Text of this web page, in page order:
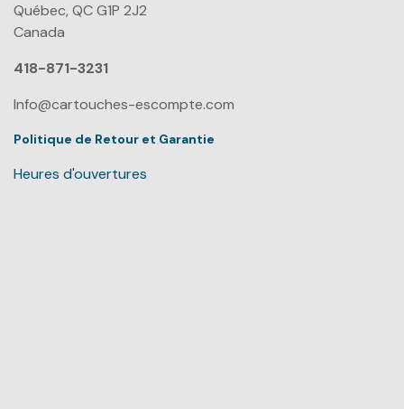
Québec, QC G1P 2J2
Canada
418-871-3231
Info@cartouches-escompte.com
Politique de Retour et Garantie
Heures d'ouvertures